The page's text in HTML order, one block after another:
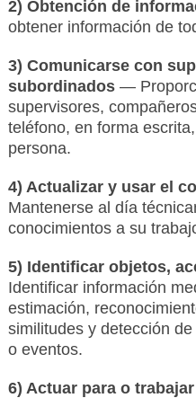
2) Obtención de
obtener información de
3) Comunicarse con
subordinados—
supervisores,
teléfono, en forma
persona.
4) Actualizar y usar el
Mantenerse al día
conocimientos a su
5) Identificar objetos,
Identificar información
estimación,
similitudes y detección
o eventos.
6) Actuar para o